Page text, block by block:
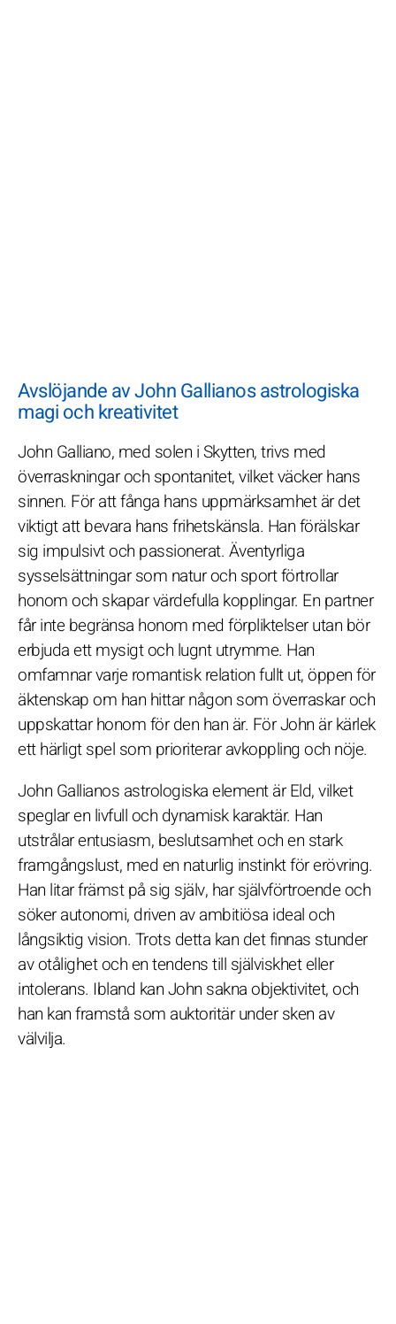
Avslöjande av John Gallianos astrologiska
magi och kreativitet
John Galliano, med solen i Skytten, trivs med
överraskningar och spontanitet, vilket väcker hans
sinnen. För att fånga hans uppmärksamhet är det
viktigt att bevara hans frihetskänsla. Han förälskar
sig impulsivt och passionerat. Äventyrliga
sysselsättningar som natur och sport förtrollar
honom och skapar värdefulla kopplingar. En partner
får inte begränsa honom med förpliktelser utan bör
erbjuda ett mysigt och lugnt utrymme. Han
omfamnar varje romantisk relation fullt ut, öppen för
äktenskap om han hittar någon som överraskar och
uppskattar honom för den han är. För John är kärlek
ett härligt spel som prioriterar avkoppling och nöje.
John Gallianos astrologiska element är Eld, vilket
speglar en livfull och dynamisk karaktär. Han
utstrålar entusiasm, beslutsamhet och en stark
framgångslust, med en naturlig instinkt för erövring.
Han litar främst på sig själv, har självförtroende och
söker autonomi, driven av ambitiösa ideal och
långsiktig vision. Trots detta kan det finnas stunder
av otålighet och en tendens till själviskhet eller
intolerans. Ibland kan John sakna objektivitet, och
han kan framstå som auktoritär under sken av
välvilja.